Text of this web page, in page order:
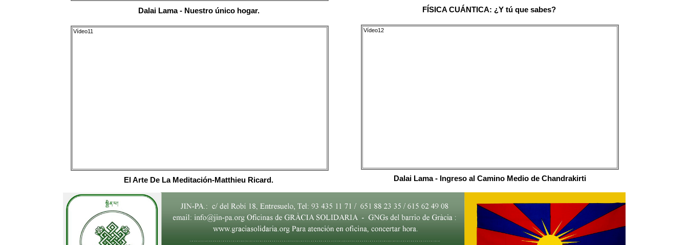
FÍSICA CUÁNTICA: ¿Y tú que sabes?
Dalai Lama - Nuestro único hogar.
Vídeo12
Vídeo11
Dalai Lama - Ingreso al Camino Medio de Chandrakirti
El Arte De La Meditación-Matthieu Ricard.